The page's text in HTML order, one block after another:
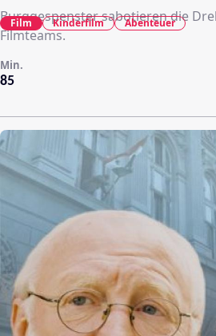
Burggespenster sabotieren die
Filmteams.
85
Min.
Film Kinderfilm Abenteuer